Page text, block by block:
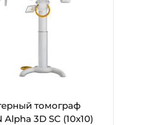
томограф
Alpha 3D SC (10x10)